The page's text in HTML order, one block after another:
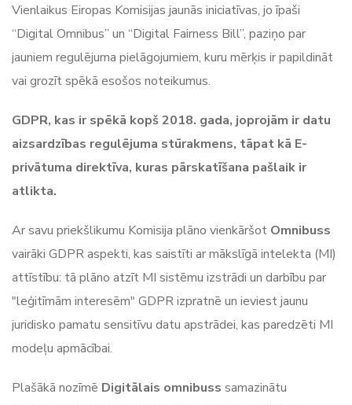
Vienlaikus Eiropas Komisijas jaunās iniciatīvas, jo īpaši
“Digital Omnibus” un “Digital Fairness Bill”, paziņo par
jauniem regulējuma pielāgojumiem, kuru mērķis ir papildināt
vai grozīt spēkā esošos noteikumus.
GDPR, kas ir spēkā kopš 2018. gada, joprojām ir datu
aizsardzības regulējuma stūrakmens, tāpat kā E-
privātuma direktīva, kuras pārskatīšana pašlaik ir
atlikta.
Ar savu priekšlikumu Komisija plāno vienkāršot Omnibuss
vairāki GDPR aspekti, kas saistīti ar mākslīgā intelekta (MI)
attīstību: tā plāno atzīt MI sistēmu izstrādi un darbību par
"leģitīmām interesēm" GDPR izpratnē un ieviest jaunu
juridisko pamatu sensitīvu datu apstrādei, kas paredzēti MI
modeļu apmācībai.
Plašākā nozīmē Digitālais omnibuss samazinātu